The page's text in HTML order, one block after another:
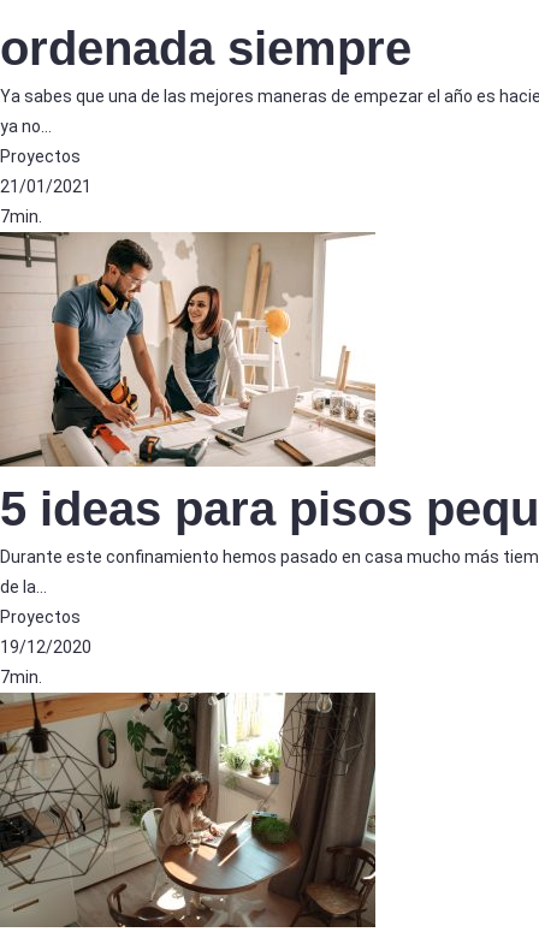
ordenada siempre
Ya sabes que una de las mejores maneras de empezar el año es
ya no…
Proyectos
21/01/2021
7min.
5 ideas para pisos
Durante este confinamiento hemos pasado en casa mucho más
de la…
Proyectos
19/12/2020
7min.